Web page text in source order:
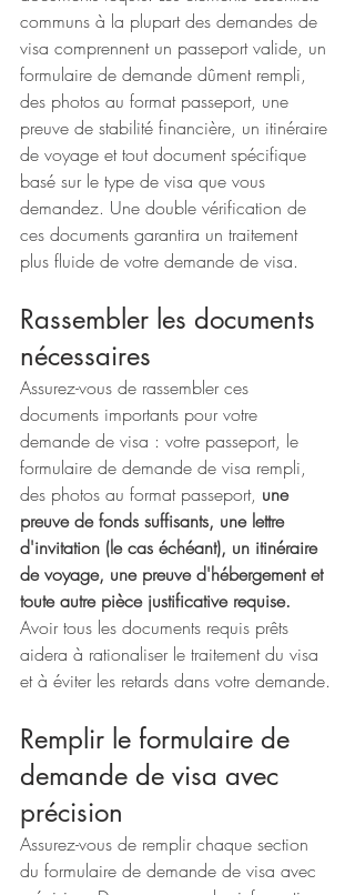
communs à la plupart des demandes de
visa comprennent un passeport valide, un
formulaire de demande dûment rempli,
des photos au format passeport, une
preuve de stabilité financière, un itinéraire
de voyage et tout document spécifique
basé sur le type de visa que vous
demandez. Une double vérification de
ces documents garantira un traitement
plus fluide de votre demande de visa.
Rassembler les documents
nécessaires
Assurez-vous de rassembler ces
documents importants pour votre
demande de visa : votre passeport, le
formulaire de demande de visa rempli,
des photos au format passeport, une
preuve de fonds suffisants, une lettre
d'invitation (le cas échéant), un itinéraire
de voyage, une preuve d'hébergement et
toute autre pièce justificative requise.
Avoir tous les documents requis prêts
aidera à rationaliser le traitement du visa
et à éviter les retards dans votre demande.
Remplir le formulaire de
demande de visa avec
précision
Assurez-vous de remplir chaque section
du formulaire de demande de visa avec